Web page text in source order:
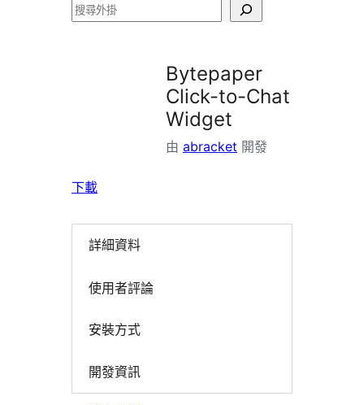
搜
Bytepaper
Click-to-Chat
Widget
由 abracket 開發
下載
詳細資料
使用者評論
安裝方式
開發資訊